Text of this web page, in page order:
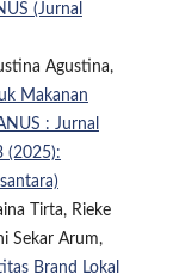
(Jurnal
Agustina,
Makanan
: Jurnal
(2025):
Tirta, Rieke
Sekar Arum,
Brand Lokal